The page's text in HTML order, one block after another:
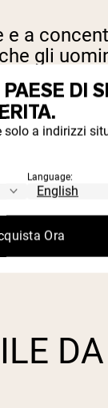
a
gli
DA
DI
a indirizzi
Language:
Ora